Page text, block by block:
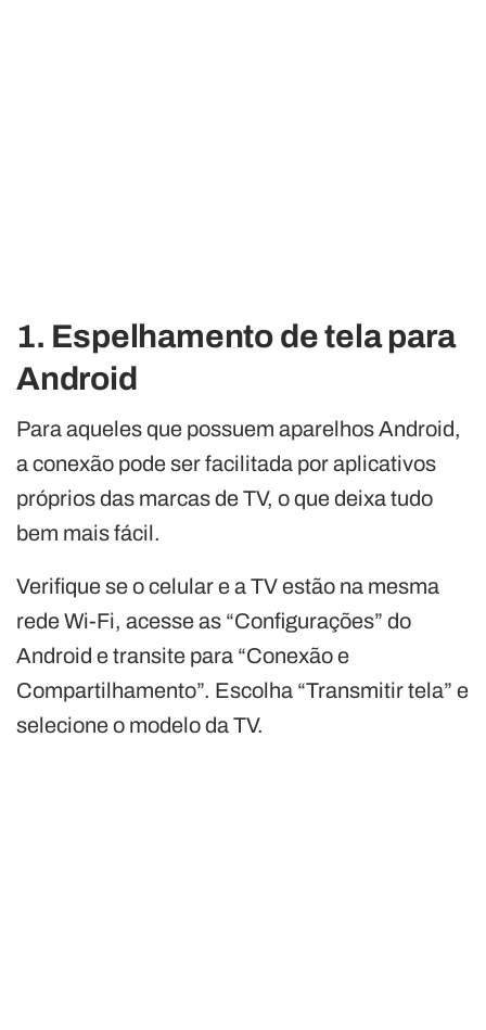
1. Espelhamento de tela para
Android
Para aqueles que possuem aparelhos Android,
a conexão pode ser facilitada por aplicativos
próprios das marcas de TV, o que deixa tudo
bem mais fácil.
Verifique se o celular e a TV estão na mesma
rede Wi-Fi, acesse as “Configurações” do
Android e transite para “Conexão e
Compartilhamento”. Escolha “Transmitir tela” e
selecione o modelo da TV.